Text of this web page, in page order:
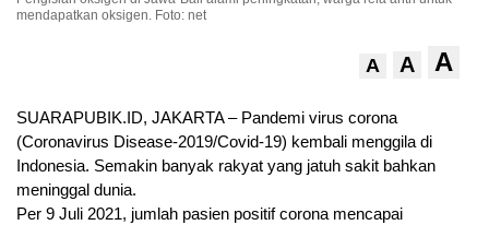
mendapatkan oksigen. Foto: net
A A A
SUARAPUBIK.ID, JAKARTA – Pandemi virus corona
(Coronavirus Disease-2019/Covid-19) kembali menggila di
Indonesia. Semakin banyak rakyat yang jatuh sakit bahkan
meninggal dunia.
Per 9 Juli 2021, jumlah pasien positif corona mencapai